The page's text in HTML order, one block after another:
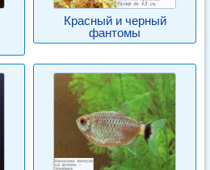
Красный и черный
фантомы